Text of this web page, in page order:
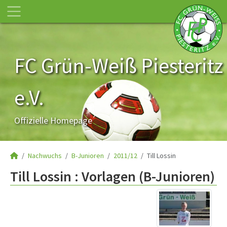
FC Grün-Weiß Piesteritz
e.V.
Offizielle Homepage
Nachwuchs B-Junioren 2011/12 Till Lossin
Till Lossin : Vorlagen (B-Junioren)